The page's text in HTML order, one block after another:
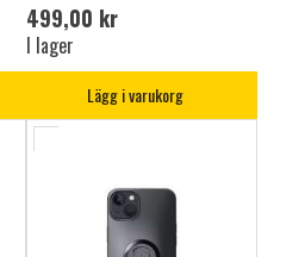
499,00 kr
I lager
Lägg i varukorg